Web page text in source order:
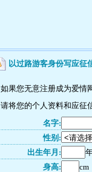
以过路游客身份写应征
如果您无意注册成为爱情
请将您的个人资料和应征
名字:
性别:
出生年月:
身高:
cm